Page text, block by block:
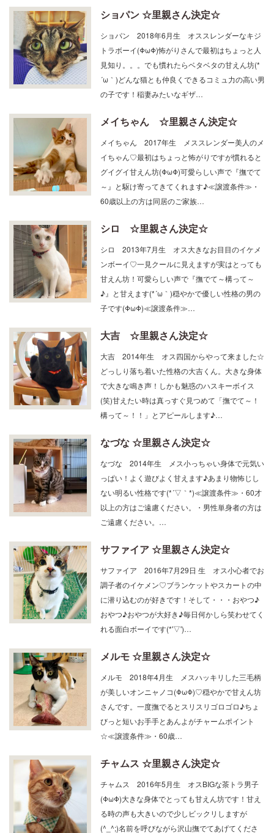
ショパン ☆里親さん決定☆
トラボーイ(ΦωΦ)怖がりさんで最初はちょっと人
見知り。。。でも慣れたらベタベタの甘えん坊(*
´ω｀)どんな猫とも仲良くできるコミュ力の高い男
の子です！稲妻みたいなギザ…
メイちゃん ☆里親さん決定☆
イちゃん♡最初はちょっと怖がりですが慣れると
グイグイ甘えん坊(ΦωΦ)可愛らしい声で『撫でて
～』と駆け寄ってきてくれます♪≪譲渡条件≫・
60歳以上の方は同居のご家族…
シロ ☆里親さん決定☆
ンボーイ♡一見クールに見えますが実はとっても
甘えん坊！可愛らしい声で『撫でて～構って～
♪』と甘えます(*´ω｀)穏やかで優しい性格の男の
子です(ΦωΦ)≪譲渡条件≫…
大吉 ☆里親さん決定☆
どっしり落ち着いた性格の大吉くん。大きな身体
で大きな鳴き声！しかも魅惑のハスキーボイス
(笑)甘えたい時は真っすぐ見つめて「撫でて～！
構って～！！」とアピールします♪…
なづな ☆里親さん決定☆
っぱい！よく遊びよく甘えます♪あまり物怖じし
ない明るい性格です(*´▽｀*)≪譲渡条件≫・60才
以上の方はご遠慮ください。・男性単身者の方は
ご遠慮ください。…
サファイア ☆里親さん決定☆
調子者のイケメン♡ブランケットやスカートの中
に潜り込むのが好きです！そして・・・おやつ♪
おやつ♪おやつが大好き♪毎日何かしら笑わせてく
れる面白ボーイです(*'▽')…
メルモ ☆里親さん決定☆
が美しいオンニャノコ(ΦωΦ)♡穏やかで甘えん坊
さんです。一度撫でるとスリスリゴロゴロ♪ちょ
びっと短いお手手とあんよがチャームポイント
☆≪譲渡条件≫・60歳…
チャムス ☆里親さん決定☆
(ΦωΦ)大きな身体でとっても甘えん坊です！甘え
る時の声も大きいので少しビックリしますが
(^_^;)名前を呼びながら沢山撫でてあげてくださ